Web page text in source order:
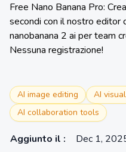
Free Nano Banana Pro:
secondi con il nostro editor
nanobanana 2 ai per team
Nessuna registrazione!
AI image editing
AI
AI collaboration tools
Aggiunto il : Dec 1,